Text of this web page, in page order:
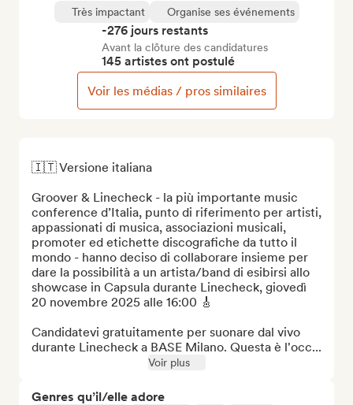
🇮🇹 Versione italiana
Groover & Linecheck - la più importante music
conference d’Italia, punto di riferimento per artisti,
appassionati di musica, associazioni musicali,
promoter ed etichette discografiche da tutto il
mondo - hanno deciso di collaborare insieme per
dare la possibilità a un artista/band di esibirsi allo
showcase in Capsula durante Linecheck, giovedì
20 novembre 2025 alle 16:00 🎸
Candidatevi gratuitamente per suonare dal vivo
durante Linecheck a BASE Milano. Questa è l'occ...
Voir plus
Genres qu’il/elle adore
Très impactant
Organise ses événements
-276 jours restants
Avant la clôture des candidatures
145 artistes ont postulé
Voir les médias / pros similaires